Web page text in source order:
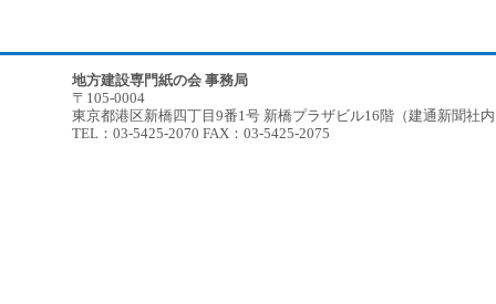
地方建設専門紙の会 事務局
〒105-0004
東京都港区新橋四丁目9番1号 新橋プラザビル16階（建通新聞社
TEL：03-5425-2070 FAX：03-5425-2075